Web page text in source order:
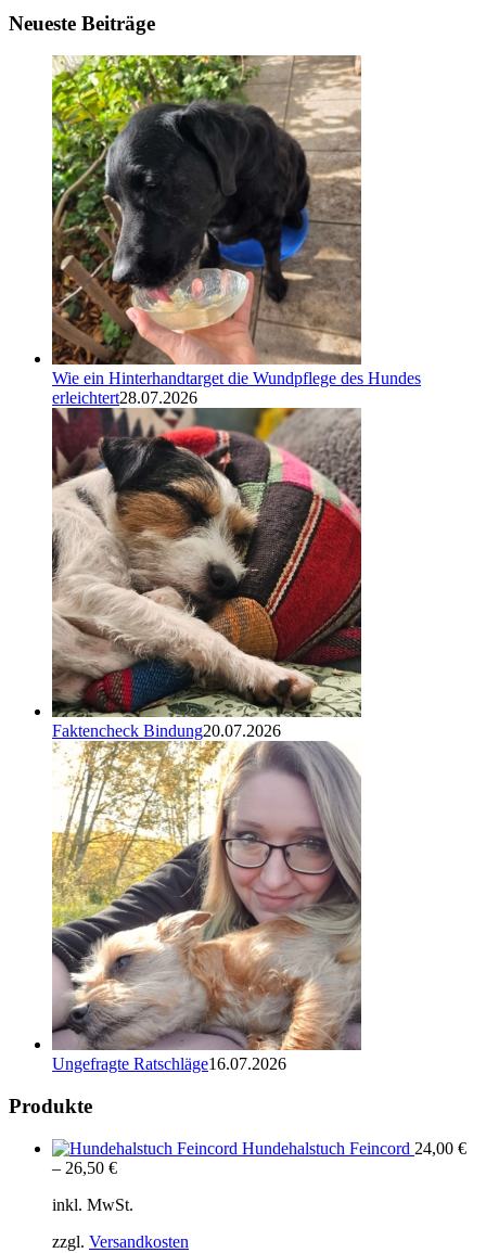
Neueste Beiträge
Wie ein Hinterhandtarget die Wundpflege des Hundes
erleichtert28.07.2026
Faktencheck Bindung20.07.2026
Ungefragte Ratschläge16.07.2026
Produkte
Hundehalstuch Feincord 24,00 €
– 26,50 €
inkl. MwSt.
zzgl. Versandkosten